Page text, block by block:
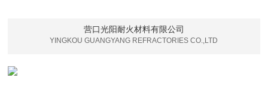
营口光阳耐火材料有限公司
YINGKOU GUANGYANG REFRACTORIES CO.,LTD